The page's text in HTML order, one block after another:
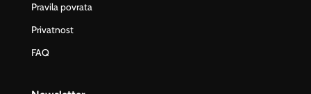
Pravila povrata
Privatnost
FAQ